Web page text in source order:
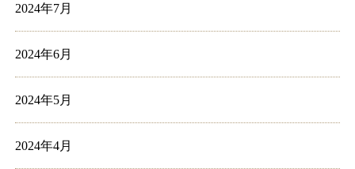
2024年7月
2024年6月
2024年5月
2024年4月